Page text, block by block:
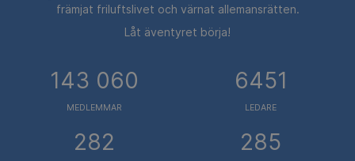
främjat friluftslivet och värnat allemansrätten.
Låt äventyret börja!
143 060
MEDLEMMAR
6451
LEDARE
282 285